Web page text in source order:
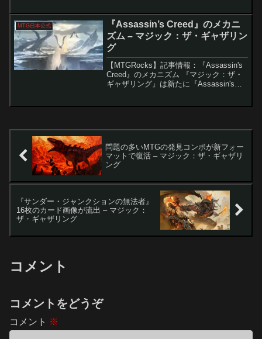
墓地利用を核としたアプローチや新カー
ドの活用に...
MTG日本公式
『Assassin’s Creed』のメカニ
ズム – マジック：ザ・ギャザリン
グ
【MTGRocks】記事情報：『Assassin's
Creed』のメカニズム 『マジック：ザ・
ギャザリング』は新たに『Assassin's
問題の多いMTGの発見コンボが新フォー
マットで復活 – マジック：ザ・ギャザリ
ング
『サンダー・ジャンクションの無法者』
16枚のカード画像が流出 – マジック：
ザ・ギャザリング
コメント
コメントをどうぞ
コメント ※